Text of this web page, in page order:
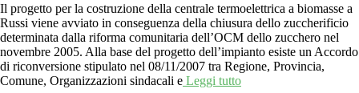
Il progetto per la costruzione della centrale termoelettrica a biomasse a
Russi viene avviato in conseguenza della chiusura dello zuccherificio
determinata dalla riforma comunitaria dell’OCM dello zucchero nel
novembre 2005. Alla base del progetto dell’impianto esiste un Accordo
di riconversione stipulato nel 08/11/2007 tra Regione, Provincia,
Comune, Organizzazioni sindacali e Leggi tutto